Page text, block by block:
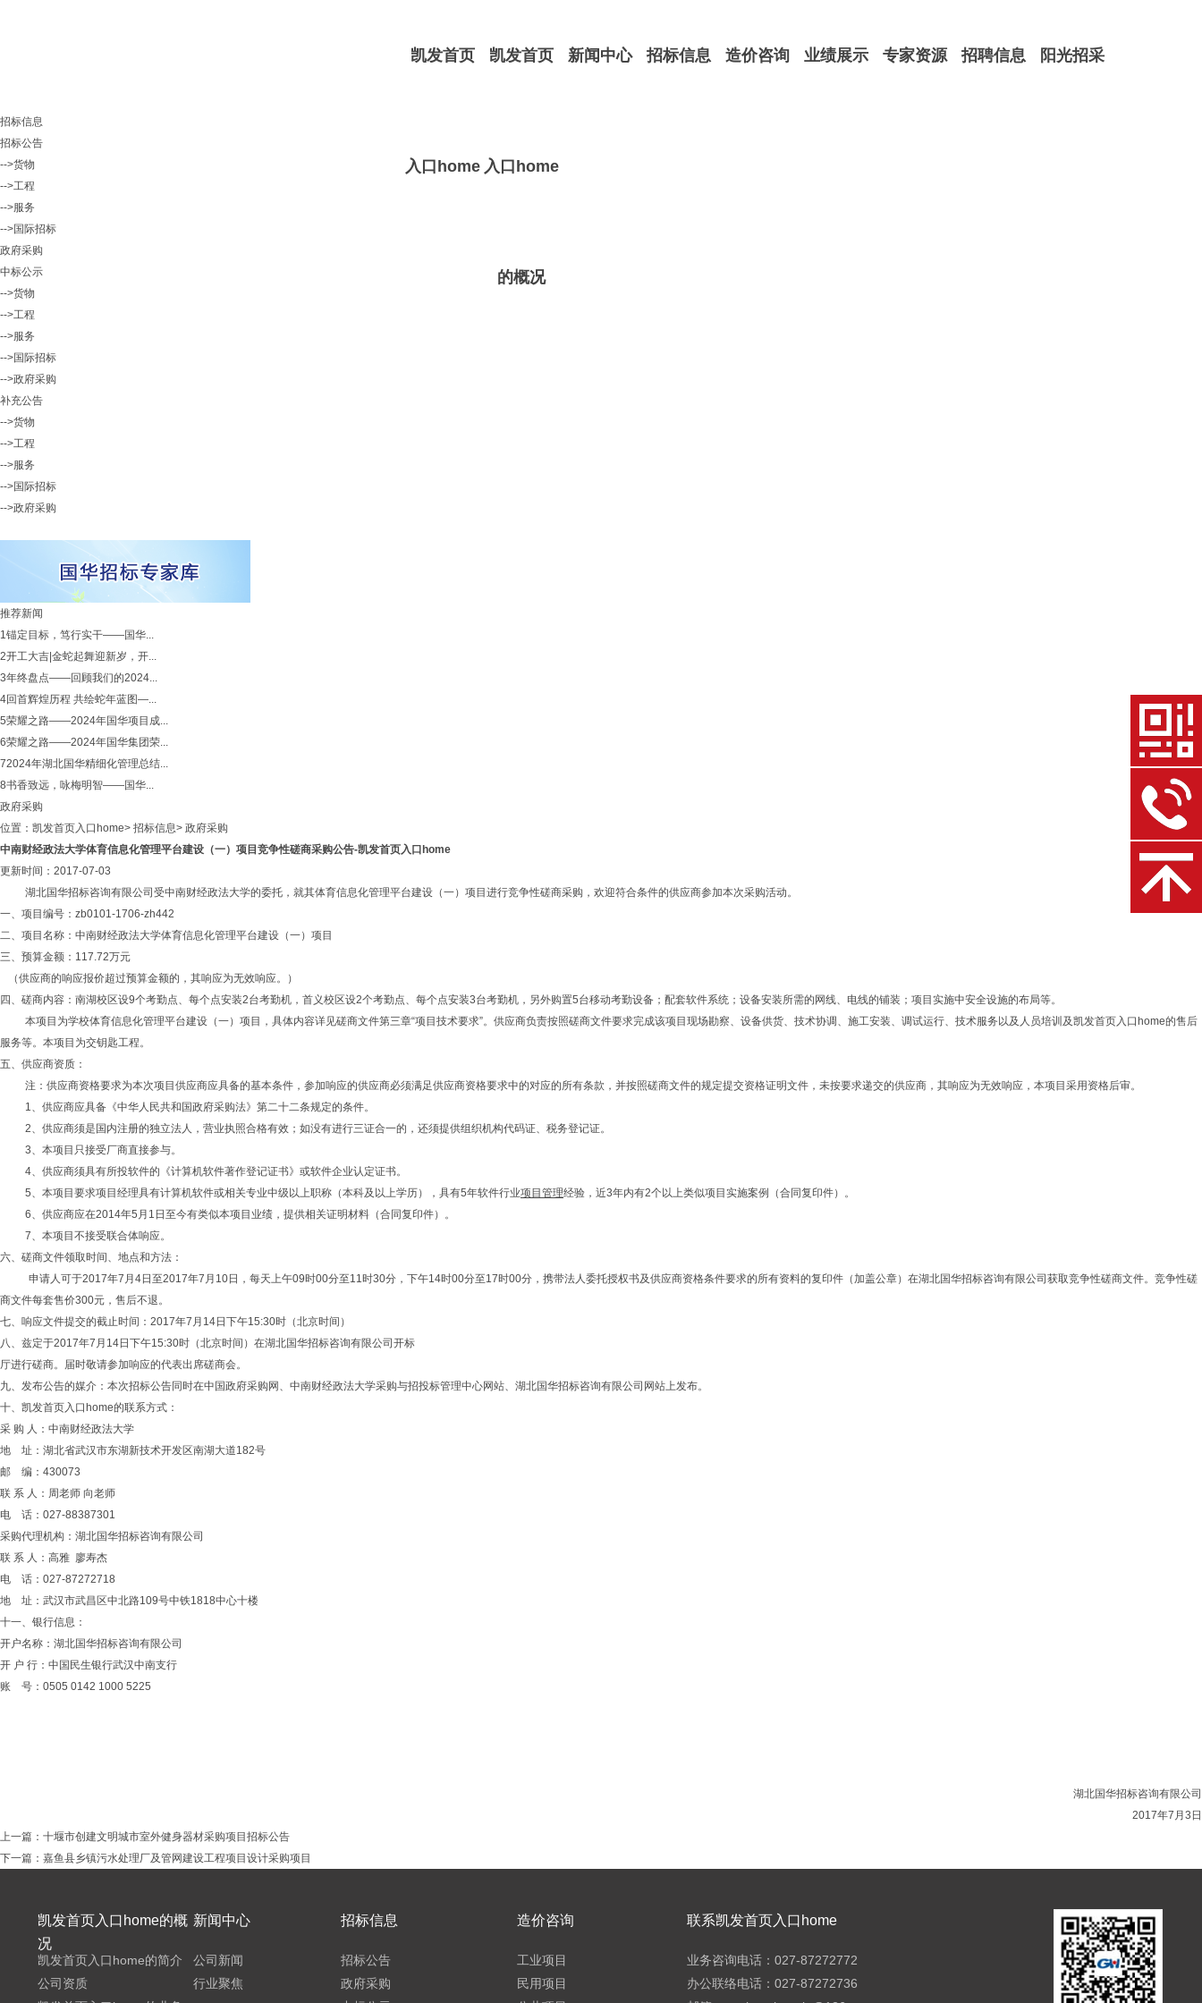
凯发首页
入口home
凯发首页
入口home
的概况
新闻中心 招标信息 造价咨询 业绩展示 专家资源 招聘信息 阳光招采
招标信息
招标公告
-->货物
-->工程
-->服务
-->国际招标
政府采购
中标公示
-->货物
-->工程
-->服务
-->国际招标
-->政府采购
补充公告
-->货物
-->工程
-->服务
-->国际招标
-->政府采购
推荐新闻
1锚定目标，笃行实干——国华...
2开工大吉|金蛇起舞迎新岁，开...
3年终盘点——回顾我们的2024...
4回首辉煌历程 共绘蛇年蓝图—...
5荣耀之路——2024年国华项目成...
6荣耀之路——2024年国华集团荣...
72024年湖北国华精细化管理总结...
8书香致远，咏梅明智——国华...
政府采购
位置： 凯发首页入口home> 招标信息> 政府采购
中南财经政法大学体育信息化管理平台建设（一）项目竞争性磋商采购公告-凯发首页入口home
更新时间：2017-07-03
湖北国华招标咨询有限公司受中南财经政法大学的委托，就其体育信息化管理平台建设（一）项目进行竞争性磋商采购，欢迎符合条件的供应商参加本次采购活动。
一、项目编号：zb0101-1706-zh442
二、项目名称：中南财经政法大学体育信息化管理平台建设（一）项目
三、预算金额：117.72万元
（供应商的响应报价超过预算金额的，其响应为无效响应。）
四、磋商内容：南湖校区设9个考勤点、每个点安装2台考勤机，首义校区设2个考勤点、每个点安装3台考勤机，另外购置5台移动考勤设备；配套软件系统；设备安装所需的网线、电线的铺装；项目实施中安全设施的布局等。
本项目为学校体育信息化管理平台建设（一）项目，具体内容详见磋商文件第三章“项目技术要求”。供应商负责按照磋商文件要求完成该项目现场勘察、设备供货、技术协调、施工安装、调试运行、技术服务以及人员培训及凯发首页入口home的售后
服务等。本项目为交钥匙工程。
五、供应商资质：
注：供应商资格要求为本次项目供应商应具备的基本条件，参加响应的供应商必须满足供应商资格要求中的对应的所有条款，并按照磋商文件的规定提交资格证明文件，未按要求递交的供应商，其响应为无效响应，本项目采用资格后审。
1、供应商应具备《中华人民共和国政府采购法》第二十二条规定的条件。
2、供应商须是国内注册的独立法人，营业执照合格有效；如没有进行三证合一的，还须提供组织机构代码证、税务登记证。
3、本项目只接受厂商直接参与。
4、供应商须具有所投软件的《计算机软件著作登记证书》或软件企业认定证书。
5、 本项目要求项目经理具有计算机软件或相关专业中级以上职称（本科及以上学历），具有5年软件行业项目管理经验，近3年内有2个以上类似项目实施案例（合同复印件）。
6、供应商应在2014年5 月 1日至今有类似本项目业绩，提供相关证明材料（合同复印件）。
7、本项目不接受联合体响应。
六、磋商文件领取时间、地点和方法：
申请人可于2017年7月4日至2017年7月10日，每天上午09时00分至11时30分，下午14时00分至17时00分，携带法人委托授权书及供应商资格条件要求的所有资料的复印件（加盖公章）在湖北国华招标咨询有限公司获取竞争性磋商文件。竞争性磋
商文件每套售价300元，售后不退。
七、响应文件提交的截止时间： 2017年7月14日下午15:30时（北京时间）
八、兹定于2017年7月14日下午15:30时（北京时间）在湖北国华招标咨询有限公司开标
厅进行磋商。届时敬请参加响应的代表出席磋商会。
九、发布公告的媒介：本次招标公告同时在中国政府采购网、中南财经政法大学采购与招投标管理中心网站、湖北国华招标咨询有限公司网站上发布。
十、凯发首页入口home的联系方式：
采 购 人：中南财经政法大学
地
址：湖北省武汉市东湖新技术开发区南湖大道182号
邮
编： 430073
联 系 人：周老师 向老师
电
话： 027-88387301
采购代理机构：湖北国华招标咨询有限公司
联 系 人： 高雅 廖寿杰
电
话： 027-87272718
地
址：武汉市武昌区中北路109号中铁1818中心十楼
十一、银行信息：
开户名称：湖北国华招标咨询有限公司
开 户 行：中国民生银行武汉中南支行
账
号： 0505 0142 1000 5225
湖北国华招标咨询有限公司
2017年7月3日
上一篇： 十堰市创建文明城市室外健身器材采购项目招标公告
下一篇： 嘉鱼县乡镇污水处理厂及管网建设工程项目设计采购项目
凯发首页入口home的概
况
凯发首页入口home的简介
公司资质
新闻中心
公司新闻
行业聚焦
招标信息
招标公告
政府采购
造价咨询
工业项目
民用项目
联系凯发首页入口home
业务咨询电话：027-87272772
办公联络电话：027-87272736